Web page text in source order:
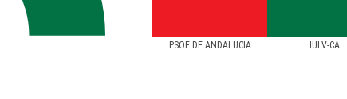
PSOE DE ANDALUCIA IULV-CA